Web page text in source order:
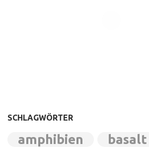
SCHLAGWÖRTER
amphibien basalt